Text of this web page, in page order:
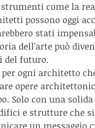
come la
possono oggi
stati
dell'arte può
del futuro.
ogni architetto
opere
Solo con una
e strutture che
un messaggio